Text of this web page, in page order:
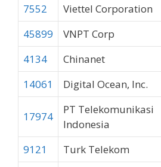
7552
Viettel Corporation
45899
VNPT Corp
4134
Chinanet
14061
Digital Ocean, Inc.
17974
PT Telekomunikasi
Indonesia
9121 Turk Telekom